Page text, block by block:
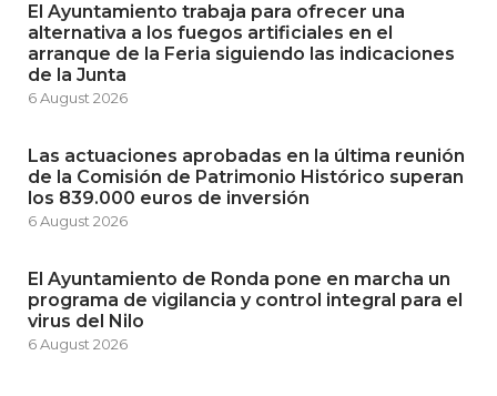
El Ayuntamiento trabaja para ofrecer una
alternativa a los fuegos artificiales en el
arranque de la Feria siguiendo las indicaciones
de la Junta
6 August 2026
Las actuaciones aprobadas en la última reunión
de la Comisión de Patrimonio Histórico superan
los 839.000 euros de inversión
6 August 2026
El Ayuntamiento de Ronda pone en marcha un
programa de vigilancia y control integral para el
virus del Nilo
6 August 2026